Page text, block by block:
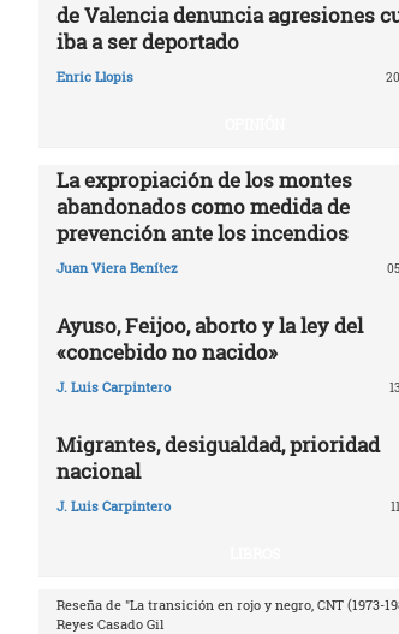
de Valencia denuncia agresiones
iba a ser deportado
Enric Llopis
La expropiación de los montes
abandonados como medida de
prevención ante los incendios
Juan Viera Benítez
Ayuso, Feijoo, aborto y la ley del
«concebido no nacido»
J. Luis Carpintero
Migrantes, desigualdad, prioridad
nacional
J. Luis Carpintero
Reseña de "La transición en rojo y negro, CNT (1973-
Reyes Casado Gil